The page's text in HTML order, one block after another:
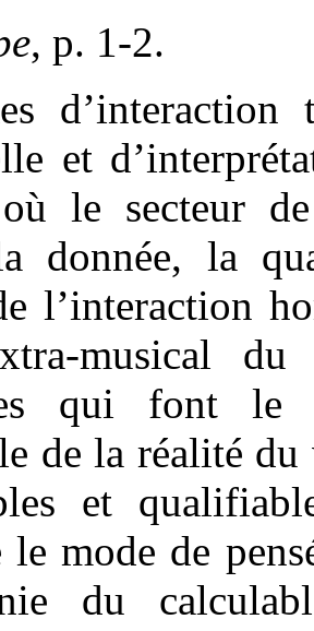
, p. 1-2.
et
le secteur
donnée, la
l’interaction
musical
qui font le
de la réalité du
et
le mode de
du